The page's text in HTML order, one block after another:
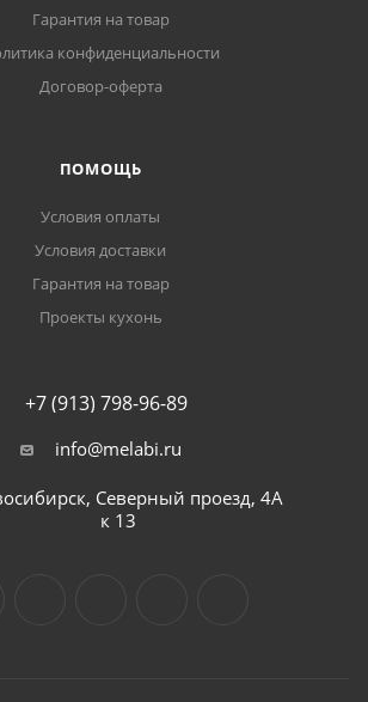
Гарантия на товар
конфиденциальности
Договор-оферта
ПОМОЩЬ
Условия оплаты
Условия доставки
Гарантия на товар
Проекты кухонь
+7 (913) 798-96-89
info@melabi.ru
Северный проезд, 4А
к 13